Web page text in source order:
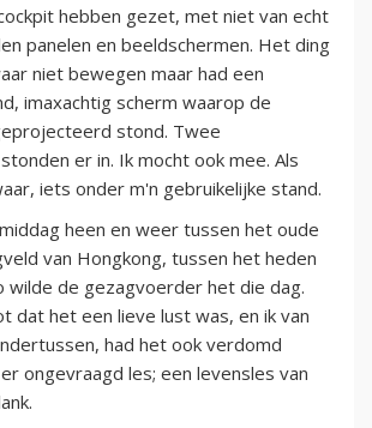
hebben gezet, met niet van echt
panelen en beeldschermen. Het ding
niet bewegen maar had een
imaxachtig scherm waarop de
stond. Twee
er in. Ik mocht ook mee. Als
iets onder m'n gebruikelijke stand.
heen en weer tussen het oude
van Hongkong, tussen het heden
wilde de gezagvoerder het die dag.
dat het een lieve lust was, en ik van
had het ook verdomd
ongevraagd les; een levensles van